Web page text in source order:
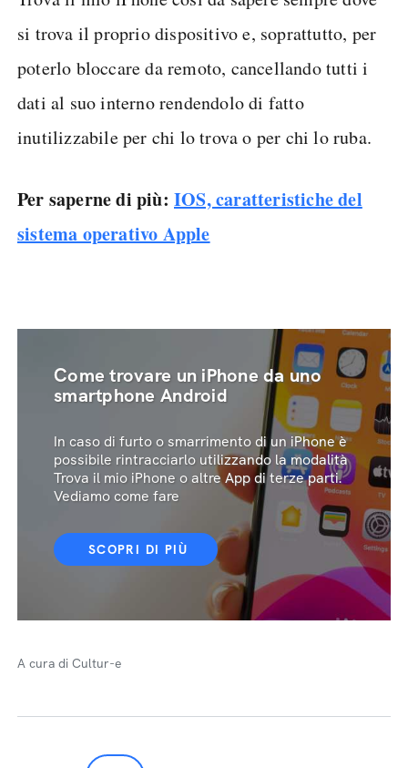
si trova il proprio dispositivo e, soprattutto, per
poterlo bloccare da remoto, cancellando tutti i
dati al suo interno rendendolo di fatto
inutilizzabile per chi lo trova o per chi lo ruba.
Per saperne di più: IOS, caratteristiche del
sistema operativo Apple
Come trovare un iPhone da uno
smartphone Android
In caso di furto o smarrimento di un iPhone è
possibile rintracciarlo utilizzando la modalità
Trova il mio iPhone o altre App di terze parti.
Vediamo come fare
SCOPRI DI PIÙ
A cura di Cultur-e